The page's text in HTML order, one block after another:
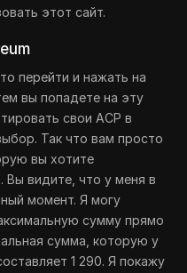
этот сайт.
перейти и нажать на
вы попадете на эту
свои ACP в
Так что вам просто
вы хотите
Вы видите, что у меня в
момент. Я могу
сумму прямо
сумма, которую у
1 290. Я покажу